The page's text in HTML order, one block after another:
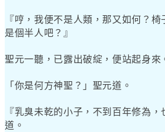
『哼，我便不是人類，那又如何？
是個半人吧？』
聖元一聽，已露出破綻，便站起身來
「你是何方神聖？」聖元道。
『乳臭未乾的小子，不到百年修為
道。